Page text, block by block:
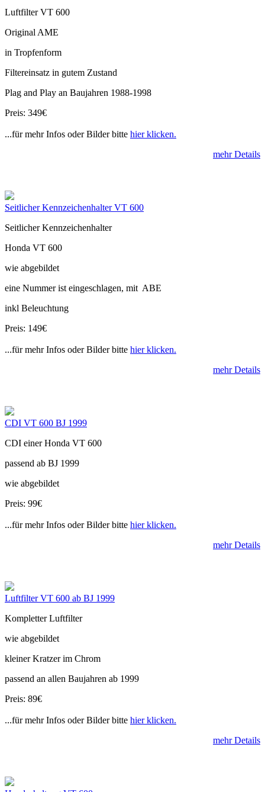
Luftfilter VT 600
Original AME
in Tropfenform
Filtereinsatz in gutem Zustand
Plag and Play an Baujahren 1988-1998
Preis: 349€
...für mehr Infos oder Bilder bitte hier klicken.
mehr Details
Seitlicher Kennzeichenhalter VT 600
Seitlicher Kennzeichenhalter
Honda VT 600
wie abgebildet
eine Nummer ist eingeschlagen, mit ABE
inkl Beleuchtung
Preis: 149€
...für mehr Infos oder Bilder bitte hier klicken.
mehr Details
CDI VT 600 BJ 1999
CDI einer Honda VT 600
passend ab BJ 1999
wie abgebildet
Preis: 99€
...für mehr Infos oder Bilder bitte hier klicken.
mehr Details
Luftfilter VT 600 ab BJ 1999
Kompletter Luftfilter
wie abgebildet
kleiner Kratzer im Chrom
passend an allen Baujahren ab 1999
Preis: 89€
...für mehr Infos oder Bilder bitte hier klicken.
mehr Details